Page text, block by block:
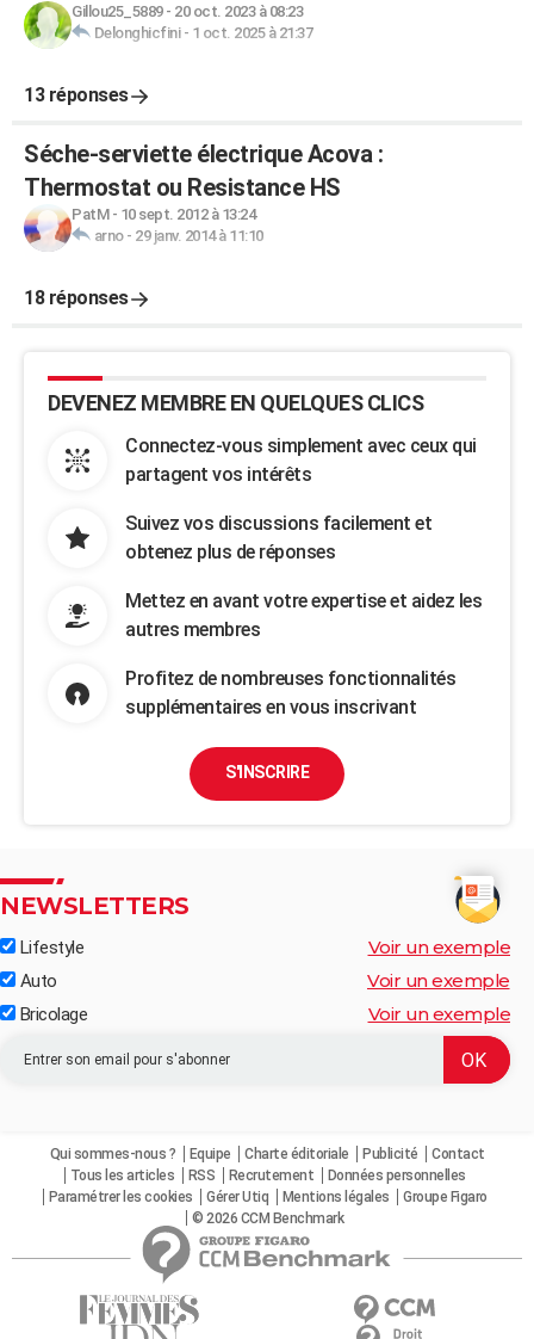
Gillou25_5889- 20 oct. 2023 à 08:23
Delonghicfini- 1 oct. 2025 à 21:37
13 réponses
Séche-serviette électrique Acova :
Thermostat ou Resistance HS
PatM- 10 sept. 2012 à 13:24
arno- 29 janv. 2014 à 11:10
18 réponses
DEVENEZ MEMBRE EN QUELQUES CLICS
Connectez-vous simplement avec ceux qui
partagent vos intérêts
Suivez vos discussions facilement et
obtenez plus de réponses
Mettez en avant votre expertise et aidez les
autres membres
Profitez de nombreuses fonctionnalités
supplémentaires en vous inscrivant
S'INSCRIRE
NEWSLETTERS
Lifestyle Voir un exemple
Auto Voir un exemple
Bricolage Voir un exemple
Qui sommes-nous ? Equipe Charte éditoriale Publicité
Contact
Tous les articles
RSS Recrutement
Données personnelles
Paramétrer les cookies
Gérer Utiq Mentions légales
Groupe Figaro
© 2026 CCM Benchmark